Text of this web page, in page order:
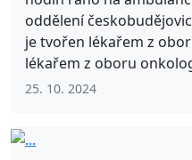
oddělení
je tvořen lékařem z
lékařem z oboru
25. 10. 2024